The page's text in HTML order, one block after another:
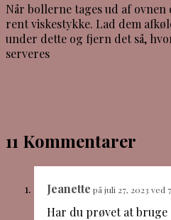
Når bollerne tages ud af
rent viskestykke. Lad dem
under dette og fjern det så,
serveres
11 Kommentarer
Jeanette på juli 27, 2023 ved
Har du prøvet at